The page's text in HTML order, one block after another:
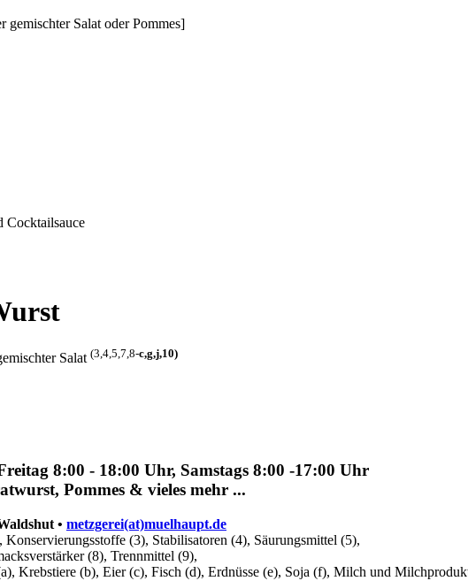
Salat oder Pommes]
Cocktailsauce
Salat (3,4,5,7,8-c,g,j,10)
8:00 - 18:00 Uhr, Samstags 8:00 -17:00 Uhr
Pommes & vieles mehr ...
• metzgerei(at)muelhaupt.de
(3), Stabilisatoren (4), Säurungsmittel (5),
(8), Trennmittel (9),
Krebstiere (b), Eier (c), Fisch (d), Erdnüsse (e), Soja (f), Milch und